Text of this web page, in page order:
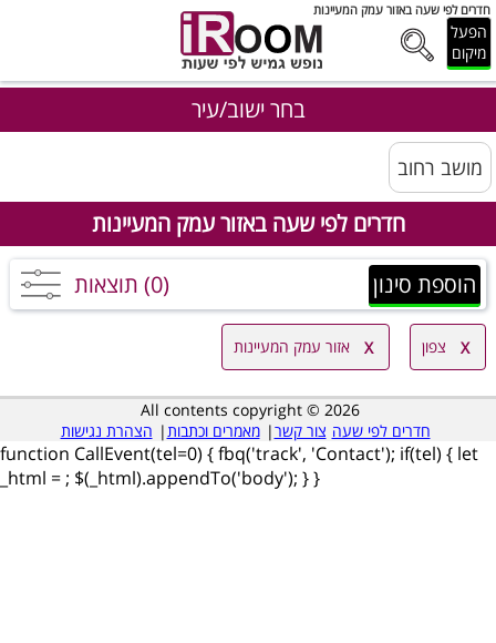
חדרים לפי שעה באזור עמק המעיינות
הפעל
מיקום
בחר ישוב/עיר
מושב רחוב
חדרים לפי שעה באזור עמק המעיינות
הוספת סינון (0) תוצאות
צפון אזור עמק המעיינות
All contents copyright © 2026
חדרים לפי שעה צור קשר| מאמרים וכתבות| הצהרת נגישות
function CallEvent(tel=0) { fbq('track', 'Contact'); if(tel) { let
_html =; $(_html).appendTo('body'); } }